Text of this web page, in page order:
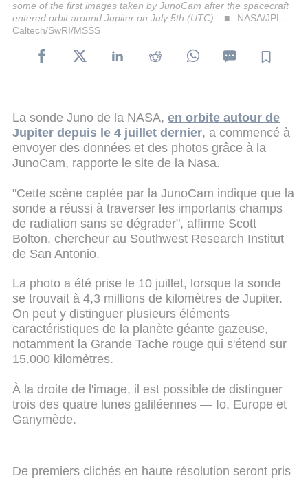
some of the first images taken by JunoCam after the spacecraft
entered orbit around Jupiter on July 5th (UTC).
NASA/JPL-
Caltech/SwRI/MSSS
La sonde Juno de la NASA, en orbite autour de
Jupiter depuis le 4 juillet dernier, a commencé à
envoyer des données et des photos grâce à la
JunoCam, rapporte le site de la Nasa.
"Cette scène captée par la JunoCam indique que la
sonde a réussi à traverser les importants champs
de radiation sans se dégrader", affirme Scott
Bolton, chercheur au Southwest Research Institut
de San Antonio.
La photo a été prise le 10 juillet, lorsque la sonde
se trouvait à 4,3 millions de kilomètres de Jupiter.
On peut y distinguer plusieurs éléments
caractéristiques de la planète géante gazeuse,
notamment la Grande Tache rouge qui s'étend sur
15.000 kilomètres.
À la droite de l'image, il est possible de distinguer
trois des quatre lunes galiléennes — Io, Europe et
Ganymède.
De premiers clichés en haute résolution seront pris